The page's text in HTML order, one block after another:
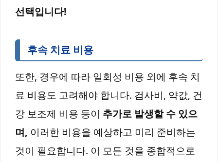
선택입니다!
후속 치료 비용
또한, 경우에 따라 일회성 비용 외에 후속 치
료 비용도 고려해야 합니다. 검사비, 약값, 건
강 보조제 비용 등이 추가로 발생할 수 있으
며, 이러한 비용을 예상하고 미리 준비하는
것이 필요합니다. 이 모든 것을 종합적으로